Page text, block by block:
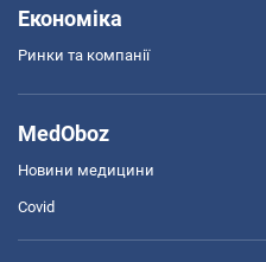
Економіка
Ринки та компанії
MedOboz
Новини медицини
Covid